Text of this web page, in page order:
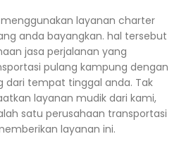
layanan charter
anda bayangkan. hal tersebut
jasa perjalanan yang
pulang kampung dengan
dari tempat tinggal anda. Tak
layanan mudik dari kami,
satu perusahaan transportasi
layanan ini.